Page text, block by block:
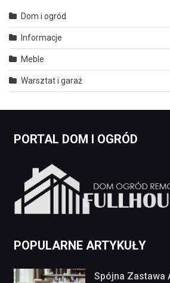
Dom i ogród
Informacje
Meble
Warsztat i garaż
PORTAL DOM I OGRÓD
POPULARNE ARTYKUŁY
Spójna Zastawa